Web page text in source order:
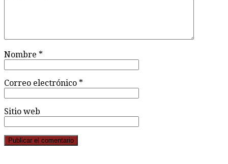
Nombre *
Correo electrónico *
Sitio web